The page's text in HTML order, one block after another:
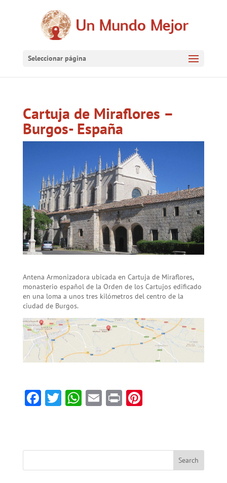
Seleccionar página
Cartuja de Miraflores –
Burgos- España
Antena Armonizadora ubicada en Cartuja de Miraflores,
monasterio español de la Orden de los Cartujos edificado
en una loma a unos tres kilómetros del centro de la
ciudad de Burgos.
F
b
T
er
W
sA
E
l
Pr Pi
es